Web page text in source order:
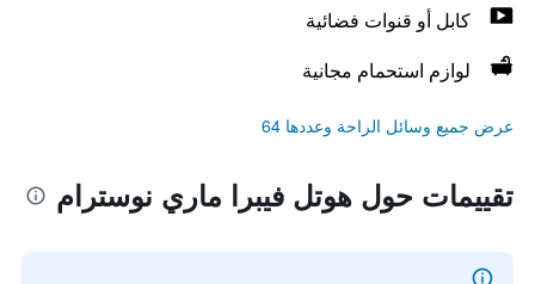
كابل أو قنوات فضائية
لوازم استحمام مجانية
عرض جميع وسائل الراحة وعددها 64
تقييمات حول هوتل فيبرا ماري نوسترام